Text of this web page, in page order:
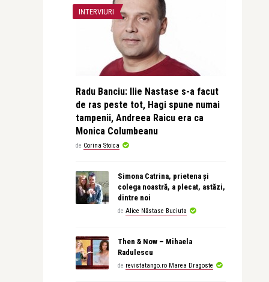
INTERVIURI
Radu Banciu: Ilie Nastase s-a facut
de ras peste tot, Hagi spune numai
tampenii, Andreea Raicu era ca
Monica Columbeanu
de Corina Stoica
Simona Catrina, prietena și
colega noastră, a plecat, astăzi,
dintre noi
de Alice Năstase Buciuta
Then & Now – Mihaela
Radulescu
de revistatango.ro Marea Dragoste